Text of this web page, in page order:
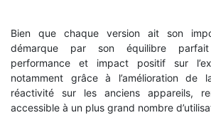
Bien que chaque version ait son
démarque par son équilibre
performance et impact positif sur
notamment grâce à l’amélioration
réactivité sur les anciens appareils,
accessible à un plus grand nombre